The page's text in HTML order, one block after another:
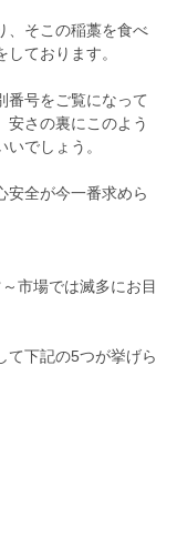
、そこの稲藁を食べ
ております。
番号をご覧になって
安さの裏にこのよう
でしょう。
安全が今一番求めら
市場では滅多にお目
て下記の5つが挙げら